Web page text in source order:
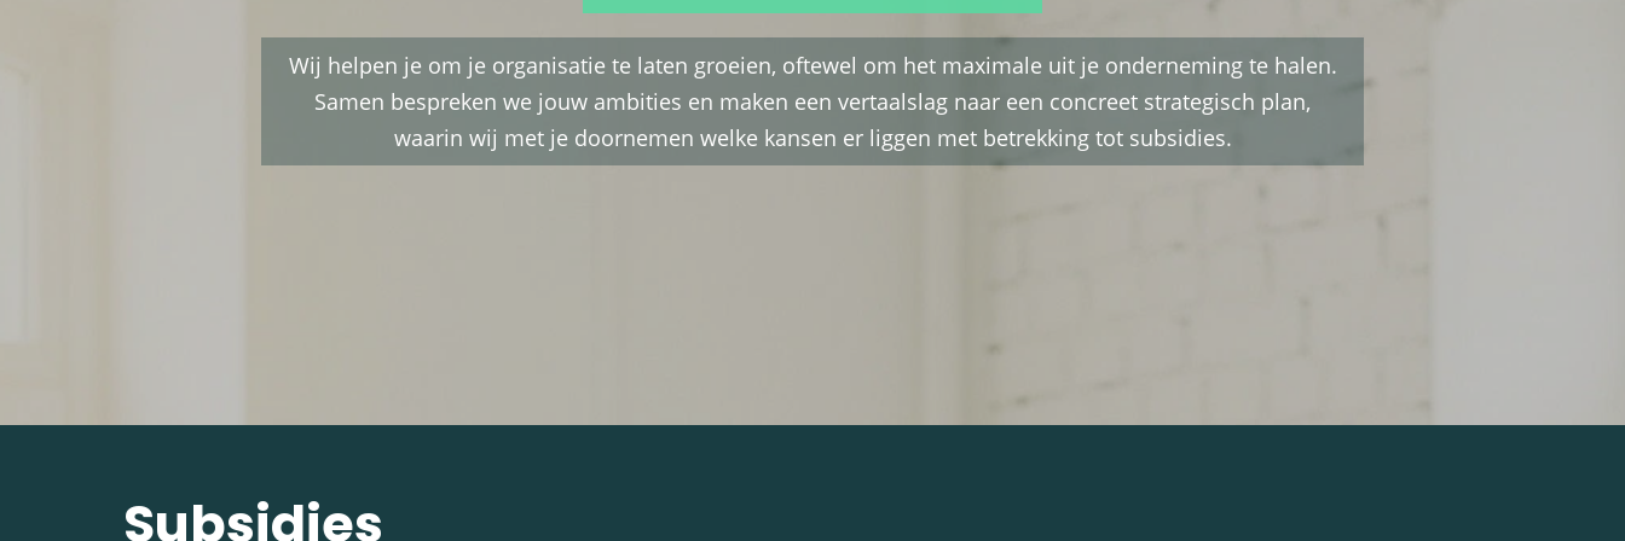
Wij helpen je om je organisatie te laten groeien, oftewel om het maximale uit je onderneming te halen.
Samen bespreken we jouw ambities en maken een vertaalslag naar een concreet strategisch plan,
waarin wij met je doornemen welke kansen er liggen met betrekking tot subsidies.
Subsidies